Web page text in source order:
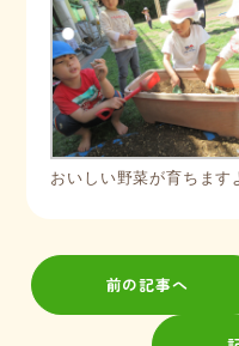
おいしい野菜が育ちます
前の記事へ